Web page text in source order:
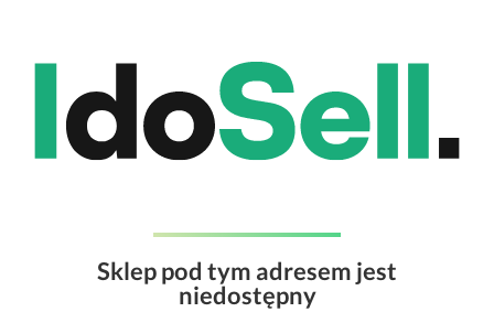
Sklep pod tym adresem jest
niedostępny